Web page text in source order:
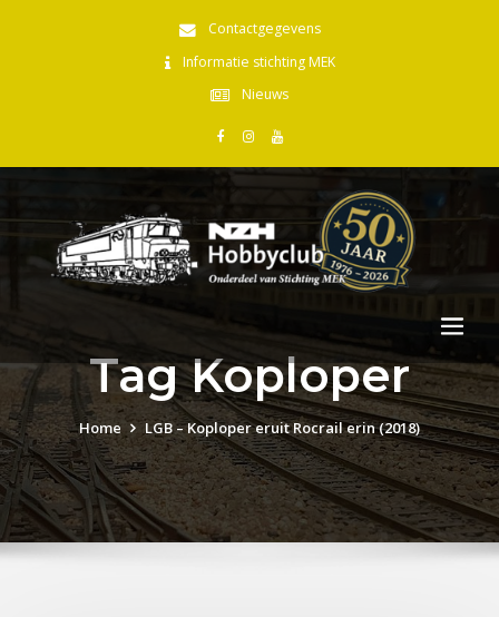
Contactgegevens
Informatie stichting MEK
Nieuws
Tag Koploper
Home LGB – Koploper eruit Rocrail erin (2018)